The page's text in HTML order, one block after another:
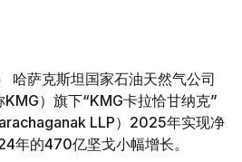
哈萨克斯坦国家石油天然气公司
KMG）旗下“KMG卡拉恰甘纳克”
LLP）2025年实现净
年的470亿坚戈小幅增长。